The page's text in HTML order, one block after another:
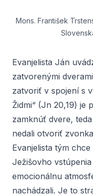
Mons. František
Evanjelista Ján
zatvorenými
zatvoriť v spojení s
Židmi“ (Jn 20,19) je
zamknúť dvere,
nedali otvoriť
Evanjelista tým
Ježišovho
emocionálnu
nachádzali. Je to